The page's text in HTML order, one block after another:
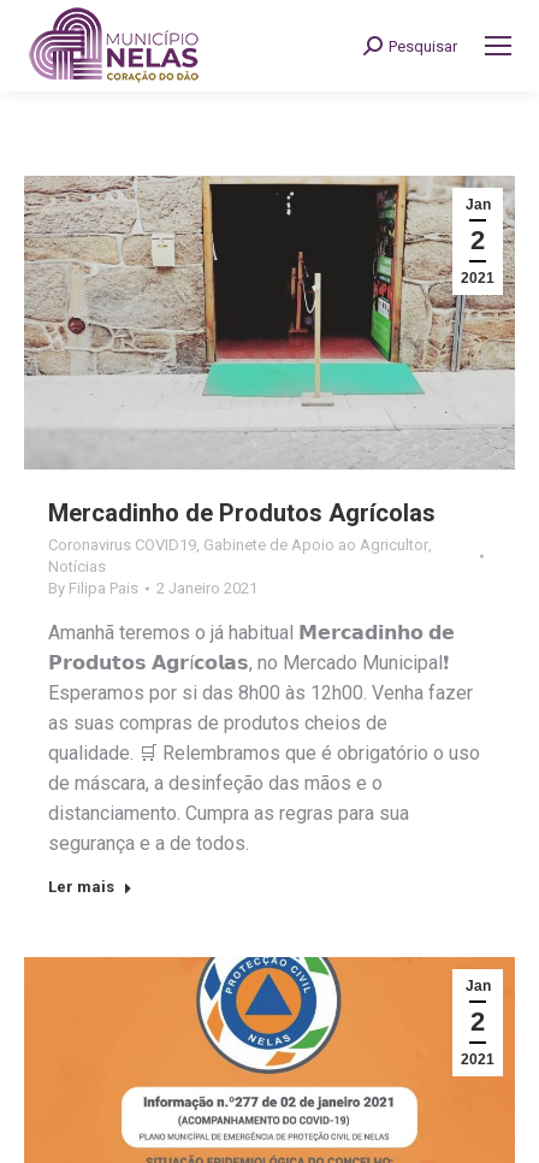
Search:
Pesquisar
Jan
2
2021
Mercadinho de Produtos Agrícolas
Coronavirus COVID19, Gabinete de Apoio ao Agricultor,
Notícias
By Filipa Pais 2 Janeiro 2021
Amanhã teremos o já habitual 𝗠𝗲𝗿𝗰𝗮𝗱𝗶𝗻𝗵𝗼 𝗱𝗲
𝗣𝗿𝗼𝗱𝘂𝘁𝗼𝘀 𝗔𝗴𝗿í𝗰𝗼𝗹𝗮𝘀, no Mercado Municipal❗️
Esperamos por si das 8h00 às 12h00. Venha fazer
as suas compras de produtos cheios de
qualidade. 🛒 Relembramos que é obrigatório o uso
de máscara, a desinfeção das mãos e o
distanciamento. Cumpra as regras para sua
segurança e a de todos.
Ler mais
Jan
2
2021